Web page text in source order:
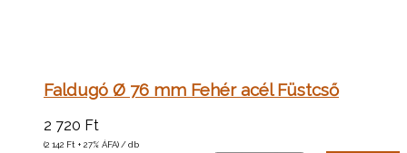
Faldugó Ø 76 mm Fehér acél Füstcső
2 720 Ft
(2 142 Ft + 27% ÁFA) / db